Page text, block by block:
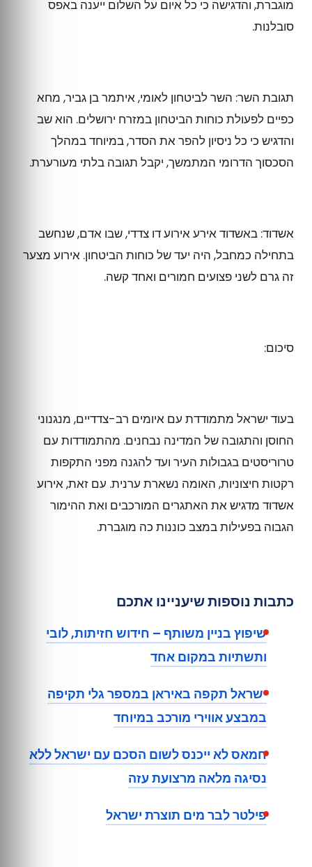
מוגברת, והדגישה כי כל איום על השלום ייענה באפס
סובלנות.
תגובת השר: השר לביטחון לאומי, איתמר בן גביר, מחא
כפיים לפעולת כוחות הביטחון במזרח ירושלים. הוא שב
והדגיש כי כל ניסיון להפר את הסדר, במיוחד במהלך
הסכסוך הדרומי המתמשך, יקבל תגובה בלתי מעורערת.
אשדוד: באשדוד אירע אירוע דו צדדי, שבו אדם, שנחשב
בתחילה כמחבל, היה יעד של כוחות הביטחון. אירוע מצער
זה גרם לשני פצועים חמורים ואחד קשה.
סיכום:
בעוד ישראל מתמודדת עם איומים רב-צדדיים, מנגנוני
החוסן והתגובה של המדינה נבחנים. מהתמודדות עם
טרוריסטים בגבולות העיר ועד להגנה מפני התקפות
רקטות חיצוניות, האומה נשארת ערנית. עם זאת, אירוע
אשדוד מדגיש את האתגרים המורכבים ואת ההימור
הגבוה בפעילות במצב כוננות כה מוגברת.
כתבות נוספות שיעניינו אתכם
שיפוץ בניין משותף – חידוש חזיתות, לובי
ותשתיות במקום אחד
ישראל תקפה באיראן במספר גלי תקיפה
במבצע אווירי מורכב במיוחד
חמאס לא ייכנס לשום הסכם עם ישראל ללא
נסיגה מלאה מרצועת עזה
פילטר לבר מים תוצרת ישראל